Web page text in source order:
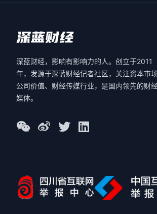
深蓝财经，影响有影响力的人。创立于2011
年，发源于深蓝财经记者社区，关注资本市场
公司价值、财经传媒行业，是国内领先的财
媒体。